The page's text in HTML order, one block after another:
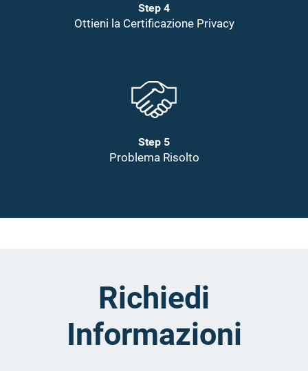
Step 4
Ottieni la Certificazione Privacy
Step 5
Problema Risolto
Richiedi
Informazioni